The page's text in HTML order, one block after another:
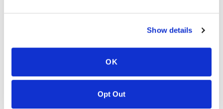
Show details
OK
Opt Out
en un material perfectamente higiénico.
AVONITE® Flex es una nueva formulación en
superficie sólida que ofrece todas las propiedades
funcionales más buscadas:suministrada en láminas